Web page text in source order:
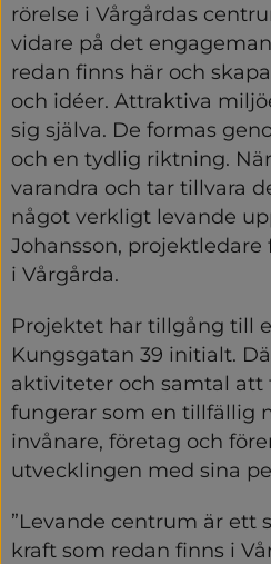
rörelse i Vårgårdas
vidare på det
redan finns här och
och idéer. Attraktiva
sig själva. De formas
och en tydlig riktning.
varandra och tar tillvara
något verkligt levande
Johansson,
i Vårgårda.
Projektet har tillgång till
Kungsgatan 39 initialt.
aktiviteter och samtal att
fungerar som en tillfällig
invånare, företag och
utvecklingen med sina
”Levande centrum är ett
kraft som redan finns i